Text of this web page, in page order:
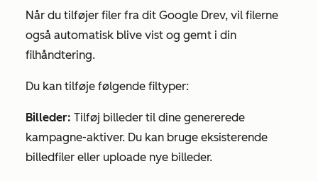
Når du tilføjer filer fra dit Google Drev, vil filerne
også automatisk blive vist og gemt i din
filhåndtering.
Du kan tilføje følgende filtyper:
Billeder: Tilføj billeder til dine genererede
kampagne-aktiver. Du kan bruge eksisterende
billedfiler eller uploade nye billeder.